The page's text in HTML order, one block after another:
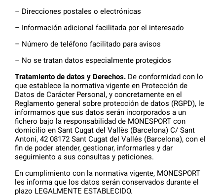
– Direcciones postales o electrónicas
– Información adicional facilitada por el interesado
– Número de teléfono facilitado para avisos
– No se tratan datos especialmente protegidos
Tratamiento de datos y Derechos. De conformidad con lo
que establece la normativa vigente en Protección de
Datos de Carácter Personal, y concretamente en el
Reglamento general sobre protección de datos (RGPD), le
informamos que sus datos serán incorporados a un
fichero bajo la responsabilidad de MONESPORT con
domicilio en Sant Cugat del Vallès (Barcelona) C/ Sant
Antoni, 42 08172 Sant Cugat del Vallés (Barcelona), con el
fin de poder atender, gestionar, informarles y dar
seguimiento a sus consultas y peticiones.
En cumplimiento con la normativa vigente, MONESPORT
les informa que los datos serán conservados durante el
plazo LEGALMENTE ESTABLECIDO.